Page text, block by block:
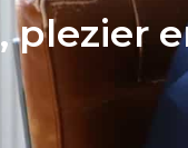
plezier